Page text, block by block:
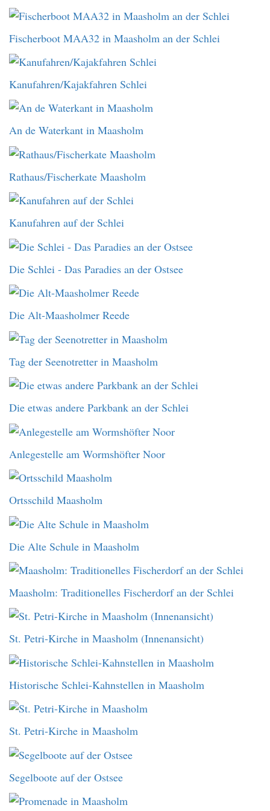
Fischerboot MAA32 in Maasholm an der Schlei
Kanufahren/Kajakfahren Schlei
An de Waterkant in Maasholm
Rathaus/Fischerkate Maasholm
Kanufahren auf der Schlei
Die Schlei - Das Paradies an der Ostsee
Die Alt-Maasholmer Reede
Tag der Seenotretter in Maasholm
Die etwas andere Parkbank an der Schlei
Anlegestelle am Wormshöfter Noor
Ortsschild Maasholm
Die Alte Schule in Maasholm
Maasholm: Traditionelles Fischerdorf an der Schlei
St. Petri-Kirche in Maasholm (Innenansicht)
Historische Schlei-Kahnstellen in Maasholm
St. Petri-Kirche in Maasholm
Segelboote auf der Ostsee